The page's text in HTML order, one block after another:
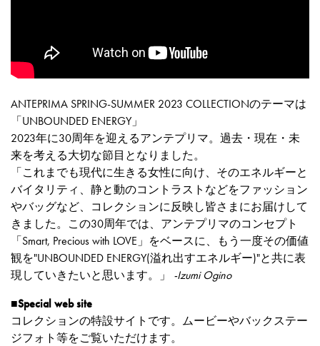
ANTEPRIMA SPRING-SUMMER 2023 COLLECTIONのテーマは
「UNBOUNDED ENERGY」
2023年に30周年を迎えるアンテプリマ。過去・現在・未
来を考える大切な節目となりました。
「これまでも現代に生きる女性に向け、そのエネルギーと
バイタリティ、静と動のコントラストなどをファッション
やバッグなど、コレクションに反映し皆さまにお届けして
きました。この30周年では、アンテプリマのコンセプト
「Smart, Precious with LOVE」をベースに、もう一度その価値
観を"UNBOUNDED ENERGY(溢れ出すエネルギー)"と共に表
現していきたいと思います。」
-Izumi Ogino
■Special web site
コレクションの特設サイトです。ムービーやバックステー
ジフォト等をご覧いただけます。